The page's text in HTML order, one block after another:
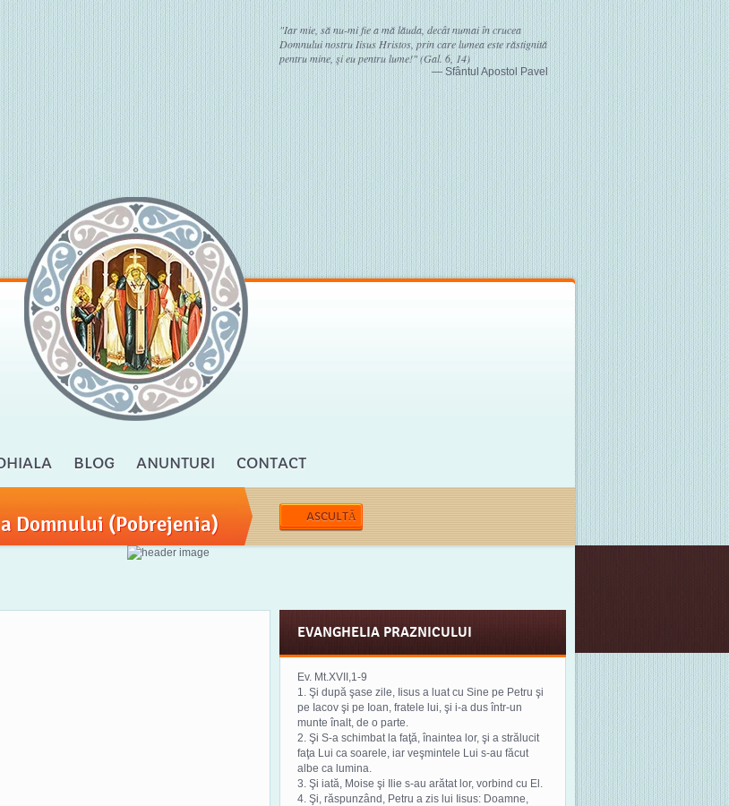
"Iar mie, să nu-mi fie a mă lăuda, decât numai în crucea
Domnului nostru Iisus Hristos, prin care lumea este răstignită
pentru mine, şi eu pentru lume!" (Gal. 6, 14)
— Sfântul Apostol Pavel
BLOG ANUNTURI CONTACT
Domnului (Pobrejenia) ASCULTĂ
EVANGHELIA PRAZNICULUI
Ev. Mt.XVII,1-9
1. Şi după şase zile, Iisus a luat cu Sine pe Petru şi
pe Iacov şi pe Ioan, fratele lui, şi i-a dus într-un
munte înalt, de o parte.
2. Şi S-a schimbat la faţă, înaintea lor, şi a strălucit
faţa Lui ca soarele, iar veşmintele Lui s-au făcut
albe ca lumina.
3. Şi iată, Moise şi Ilie s-au arătat lor, vorbind cu El.
4. Şi, răspunzând, Petru a zis lui Iisus: Doamne,